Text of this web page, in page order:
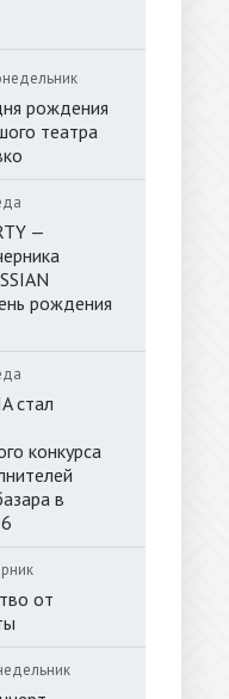
рождения
театра
—
рождения
стал
конкурса
в
от